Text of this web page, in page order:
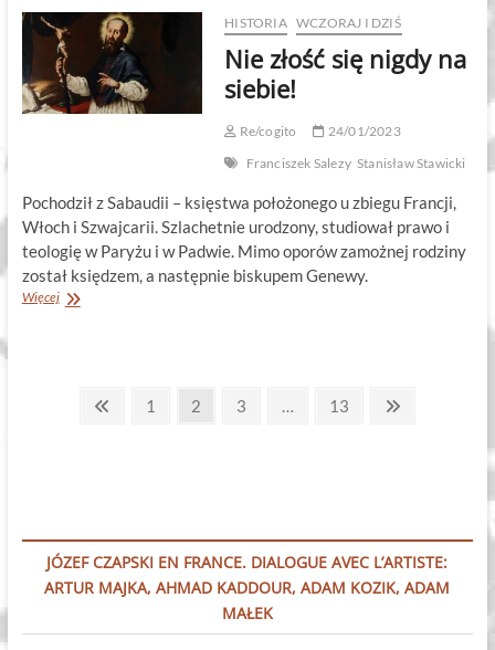
HISTORIA WCZORAJ I DZIŚ
Nie złość się nigdy na
siebie!
Re/cogito
24/01/2023
Franciszek Salezy Stanisław Stawicki
Pochodził z Sabaudii – księstwa położonego u zbiegu Francji,
Włoch i Szwajcarii. Szlachetnie urodzony, studiował prawo i
teologię w Paryżu i w Padwie. Mimo oporów zamożnej rodziny
został księdzem, a następnie biskupem Genewy.
WięcejNie
Stronicowanie
Previous
Page
1 Page
2 Page
3 … Page
13
Next
JÓZEF CZAPSKI EN FRANCE. DIALOGUE AVEC L’ARTISTE:
ARTUR MAJKA, AHMAD KADDOUR, ADAM KOZIK, ADAM
MAŁEK